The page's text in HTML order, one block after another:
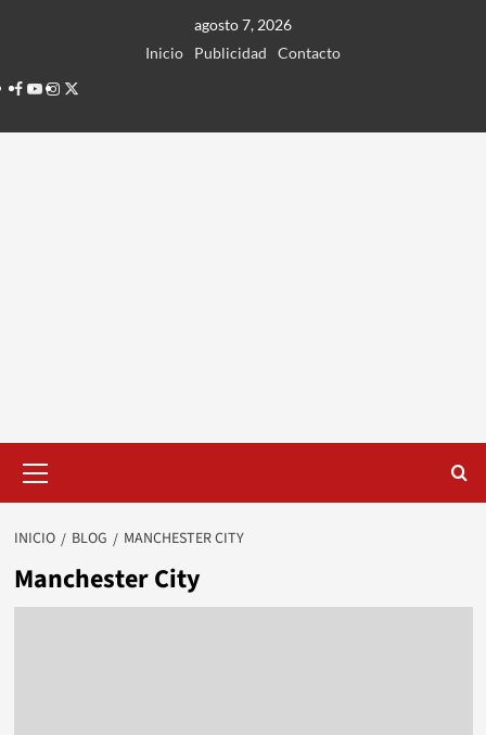
agosto 7, 2026
Inicio
Publicidad
Contacto
Facebook
Youtube
Instagram
Twitter
principal
INICIO BLOG MANCHESTER CITY
Manchester City